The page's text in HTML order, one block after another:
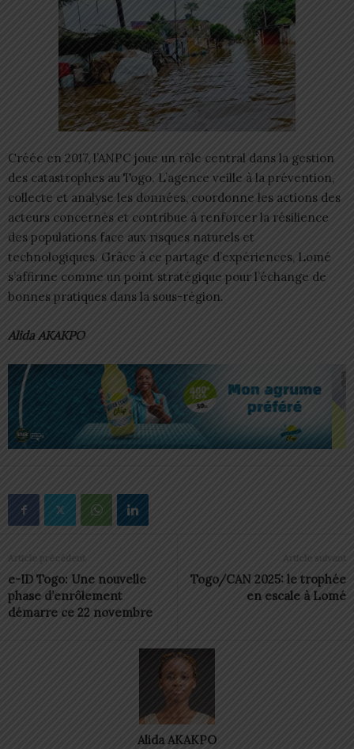
Créée en 2017, l’ANPC joue un rôle central dans la gestion
des catastrophes au Togo. L’agence veille à la prévention,
collecte et analyse les données, coordonne les actions des
acteurs concernés et contribue à renforcer la résilience
des populations face aux risques naturels et
technologiques. Grâce à ce partage d’expériences, Lomé
s’affirme comme un point stratégique pour l’échange de
bonnes pratiques dans la sous-région.
Alida AKAKPO
Article précédent
e-ID Togo: Une nouvelle
phase d’enrôlement
démarre ce 22 novembre
Article suivant
Togo/CAN 2025: le trophée
en escale à Lomé
Alida AKAKPO